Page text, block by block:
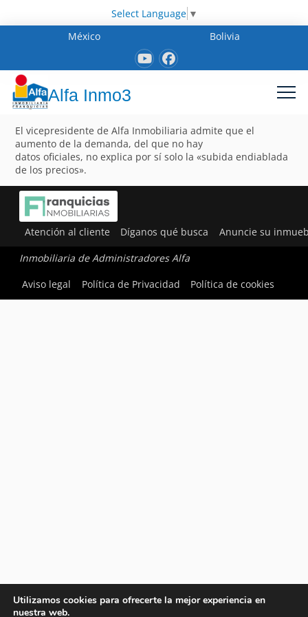
Select Language ▼
México
Bolivia
Alfa Inmo3
El vicepresidente de Alfa Inmobiliaria admite que el
aumento de la demanda, del que no hay
datos oficiales, no explica por sí solo la «subida endiablada
de los precios».
Atención al cliente Díganos qué busca Anuncie su
Inmobiliaria de Administradores Alfa
Aviso legal
Política de Privacidad Política de cookies
Utilizamos cookies para ofrecerte la mejor experiencia en
nuestra web.